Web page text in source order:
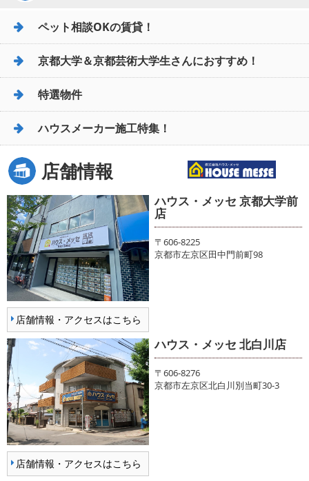
ペット相談OKの賃貸！
京都大学＆京都芸術大学生さんにおすすめ！
特選物件
ハウスメーカー施工特集！
店舗情報
店舗情報・アクセスはこちら
ハウス・メッセ 京都大学前
店
〒606-8225
京都市左京区田中門前町98
店舗情報・アクセスはこちら
ハウス・メッセ 北白川店
〒606-8276
京都市左京区北白川別当町30-3